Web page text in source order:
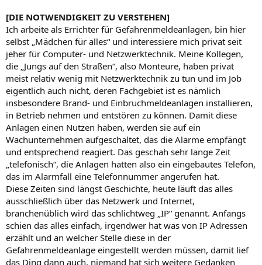
[DIE NOTWENDIGKEIT ZU VERSTEHEN]
Ich arbeite als Errichter für Gefahrenmeldeanlagen, bin hier
selbst „Mädchen für alles“ und interessiere mich privat seit
jeher für Computer- und Netzwerktechnik. Meine Kollegen,
die „Jungs auf den Straßen“, also Monteure, haben privat
meist relativ wenig mit Netzwerktechnik zu tun und im Job
eigentlich auch nicht, deren Fachgebiet ist es nämlich
insbesondere Brand- und Einbruchmeldeanlagen installieren,
in Betrieb nehmen und entstören zu können. Damit diese
Anlagen einen Nutzen haben, werden sie auf ein
Wachunternehmen aufgeschaltet, das die Alarme empfängt
und entsprechend reagiert. Das geschah sehr lange Zeit
„telefonisch“, die Anlagen hatten also ein eingebautes Telefon,
das im Alarmfall eine Telefonnummer angerufen hat.
Diese Zeiten sind längst Geschichte, heute läuft das alles
ausschließlich über das Netzwerk und Internet,
branchenüblich wird das schlichtweg „IP“ genannt. Anfangs
schien das alles einfach, irgendwer hat was von IP Adressen
erzählt und an welcher Stelle diese in der
Gefahrenmeldeanlage eingestellt werden müssen, damit lief
das Ding dann auch, niemand hat sich weitere Gedanken